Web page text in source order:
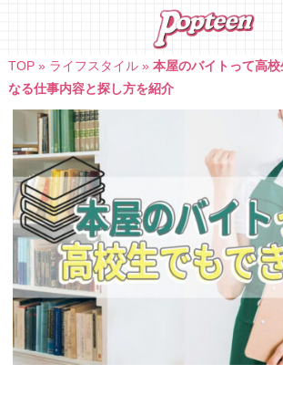
TOP» ライフスタイル» 本屋のバイトって高
なる仕事内容と探し方を紹介